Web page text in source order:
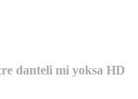
danteli mi yoksa HD